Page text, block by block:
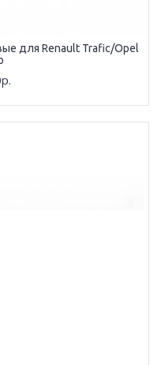
для Renault Trafic/Opel